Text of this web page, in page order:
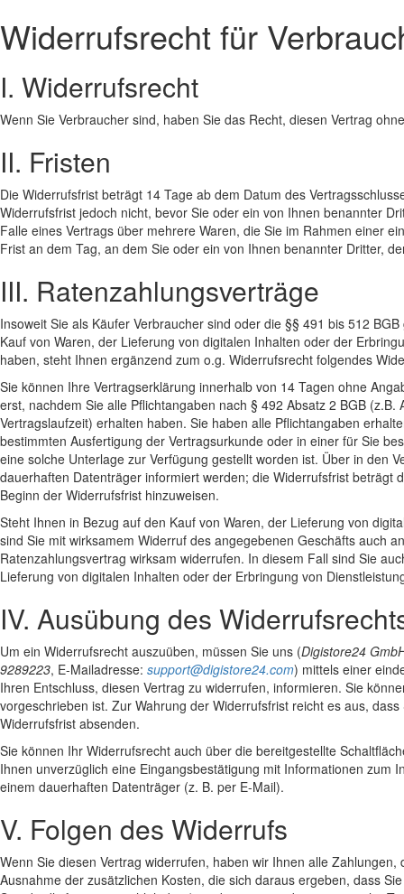
Widerrufsrecht für
I. Widerrufsrecht
Wenn Sie Verbraucher sind, haben Sie das Recht, diesen Vertrag
II. Fristen
Die Widerrufsfrist beträgt 14 Tage ab dem Datum des
Widerrufsfrist jedoch nicht, bevor Sie oder ein von Ihnen benannter
Falle eines Vertrags über mehrere Waren, die Sie im Rahmen einer
Frist an dem Tag, an dem Sie oder ein von Ihnen benannter Dritter,
III. Ratenzahlungsverträge
Insoweit Sie als Käufer Verbraucher sind oder die §§ 491 bis 512
Kauf von Waren, der Lieferung von digitalen Inhalten oder der
haben, steht Ihnen ergänzend zum o.g. Widerrufsrecht folgendes
Sie können Ihre Vertragserklärung innerhalb von 14 Tagen ohne
erst, nachdem Sie alle Pflichtangaben nach § 492 Absatz 2 BGB
Vertragslaufzeit) erhalten haben. Sie haben alle Pflichtangaben
bestimmten Ausfertigung der Vertragsurkunde oder in einer für Sie
eine solche Unterlage zur Verfügung gestellt worden ist. Über in den
dauerhaften Datenträger informiert werden; die Widerrufsfrist
Beginn der Widerrufsfrist hinzuweisen.
Steht Ihnen in Bezug auf den Kauf von Waren, der Lieferung von
sind Sie mit wirksamem Widerruf des angegebenen Geschäfts auch
Ratenzahlungsvertrag wirksam widerrufen. In diesem Fall sind Sie
Lieferung von digitalen Inhalten oder der Erbringung von
IV. Ausübung des
Um ein Widerrufsrecht auszuüben, müssen Sie uns (Digistore24
9289223, E-Mailadresse: support@digistore24.com) mittels einer
Ihren Entschluss, diesen Vertrag zu widerrufen, informieren. Sie
vorgeschrieben ist. Zur Wahrung der Widerrufsfrist reicht es aus,
Widerrufsfrist absenden.
Sie können Ihr Widerrufsrecht auch über die bereitgestellte
Ihnen unverzüglich eine Eingangsbestätigung mit Informationen
einem dauerhaften Datenträger (z. B. per E-Mail).
V. Folgen des Widerrufs
Wenn Sie diesen Vertrag widerrufen, haben wir Ihnen alle
Ausnahme der zusätzlichen Kosten, die sich daraus ergeben, dass